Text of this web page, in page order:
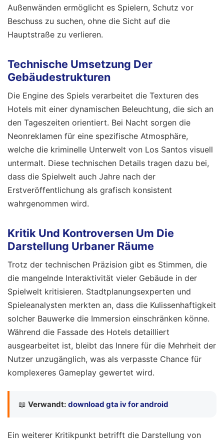
Außenwänden ermöglicht es Spielern, Schutz vor
Beschuss zu suchen, ohne die Sicht auf die
Hauptstraße zu verlieren.
Technische Umsetzung Der
Gebäudestrukturen
Die Engine des Spiels verarbeitet die Texturen des
Hotels mit einer dynamischen Beleuchtung, die sich an
den Tageszeiten orientiert. Bei Nacht sorgen die
Neonreklamen für eine spezifische Atmosphäre,
welche die kriminelle Unterwelt von Los Santos visuell
untermalt. Diese technischen Details tragen dazu bei,
dass die Spielwelt auch Jahre nach der
Erstveröffentlichung als grafisch konsistent
wahrgenommen wird.
Kritik Und Kontroversen Um Die
Darstellung Urbaner Räume
Trotz der technischen Präzision gibt es Stimmen, die
die mangelnde Interaktivität vieler Gebäude in der
Spielwelt kritisieren. Stadtplanungsexperten und
Spieleanalysten merkten an, dass die Kulissenhaftigkeit
solcher Bauwerke die Immersion einschränken könne.
Während die Fassade des Hotels detailliert
ausgearbeitet ist, bleibt das Innere für die Mehrheit der
Nutzer unzugänglich, was als verpasste Chance für
komplexeres Gameplay gewertet wird.
📖 Verwandt: download gta iv for android
Ein weiterer Kritikpunkt betrifft die Darstellung von